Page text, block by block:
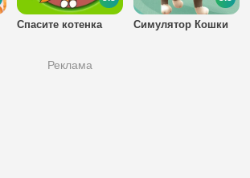
Спасите котенка Симулятор Кошки
Реклама